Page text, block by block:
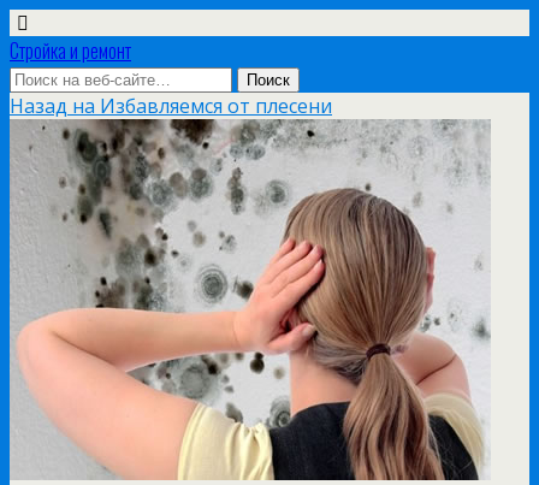
Стройка и ремонт
Назад на Избавляемся от плесени